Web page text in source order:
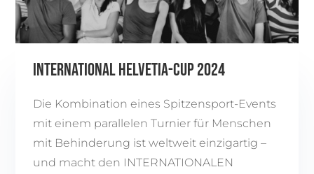
INTERNATIONAL HELVETIA-CUP 2024
Die Kombination eines Spitzensport-Events
mit einem parallelen Turnier für Menschen
mit Behinderung ist weltweit einzigartig –
und macht den INTERNATIONALEN